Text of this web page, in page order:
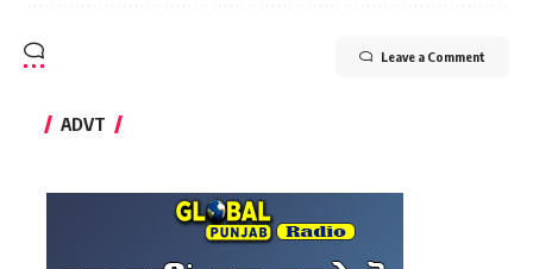
Leave a Comment
ADVT